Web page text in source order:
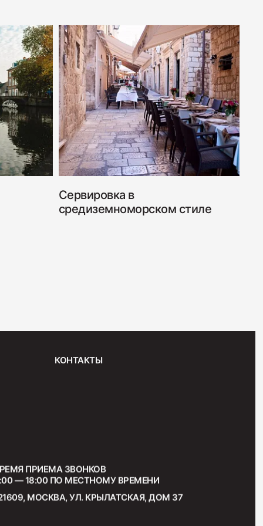
Смок"
"С окороком"Сервировка в
средиземноморском стиле
КОНТАКТЫ
ПРИЕМА ЗВОНКОВ
— 18:00 ПО МЕСТНОМУ ВРЕМЕНИ
МОСКВА, УЛ. КРЫЛАТСКАЯ, ДОМ 37